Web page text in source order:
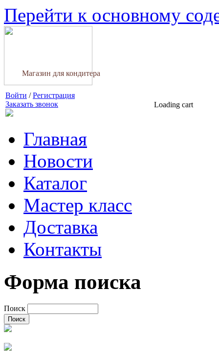
Перейти к основному
Магазин для кондитера
Войти /Регистрация
Заказать звонок
Loading cart
Главная
Новости
Каталог
Мастер класс
Доставка
Контакты
Форма поиска
Поиск